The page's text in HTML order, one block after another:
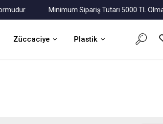
Minimum Sipariş Tutarı 5000 TL Olmalıdır.
Züccaciye Plastik